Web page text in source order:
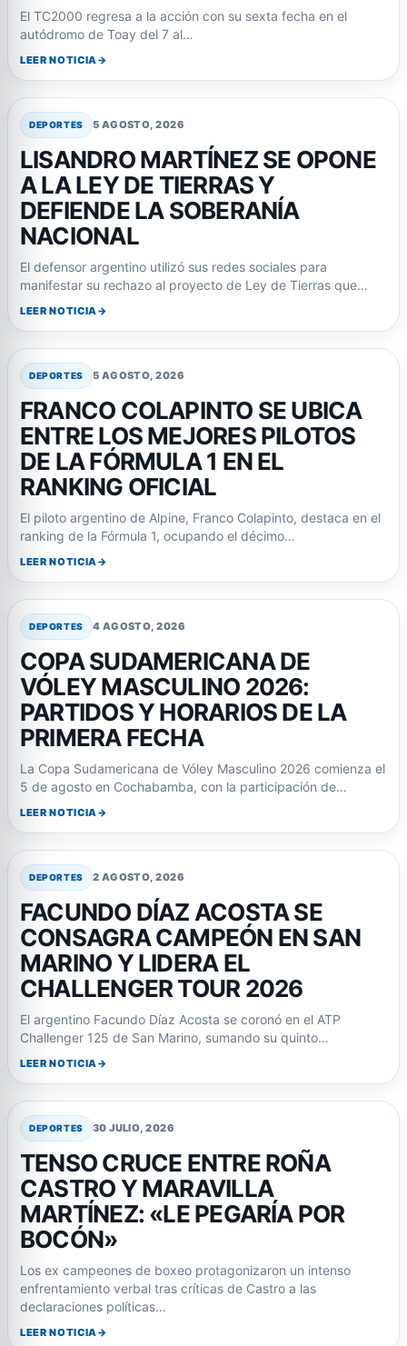
El TC2000 regresa a la acción con su sexta fecha en el
autódromo de Toay del 7 al…
LEER NOTICIA
DEPORTES 5 AGOSTO, 2026
LISANDRO MARTÍNEZ SE OPONE
A LA LEY DE TIERRAS Y
DEFIENDE LA SOBERANÍA
NACIONAL
El defensor argentino utilizó sus redes sociales para
manifestar su rechazo al proyecto de Ley de Tierras que…
LEER NOTICIA
DEPORTES 5 AGOSTO, 2026
FRANCO COLAPINTO SE UBICA
ENTRE LOS MEJORES PILOTOS
DE LA FÓRMULA 1 EN EL
RANKING OFICIAL
El piloto argentino de Alpine, Franco Colapinto, destaca en el
ranking de la Fórmula 1, ocupando el décimo…
LEER NOTICIA
DEPORTES 4 AGOSTO, 2026
COPA SUDAMERICANA DE
VÓLEY MASCULINO 2026:
PARTIDOS Y HORARIOS DE LA
PRIMERA FECHA
La Copa Sudamericana de Vóley Masculino 2026 comienza el
5 de agosto en Cochabamba, con la participación de…
LEER NOTICIA
DEPORTES 2 AGOSTO, 2026
FACUNDO DÍAZ ACOSTA SE
CONSAGRA CAMPEÓN EN SAN
MARINO Y LIDERA EL
CHALLENGER TOUR 2026
El argentino Facundo Díaz Acosta se coronó en el ATP
Challenger 125 de San Marino, sumando su quinto…
LEER NOTICIA
DEPORTES 30 JULIO, 2026
TENSO CRUCE ENTRE ROÑA
CASTRO Y MARAVILLA
MARTÍNEZ: «LE PEGARÍA POR
BOCÓN»
Los ex campeones de boxeo protagonizaron un intenso
enfrentamiento verbal tras críticas de Castro a las
declaraciones políticas…
LEER NOTICIA